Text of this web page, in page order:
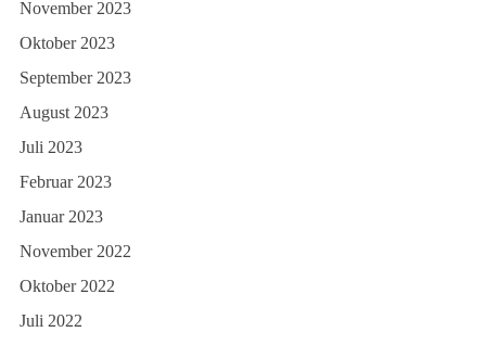
November 2023
Oktober 2023
September 2023
August 2023
Juli 2023
Februar 2023
Januar 2023
November 2022
Oktober 2022
Juli 2022